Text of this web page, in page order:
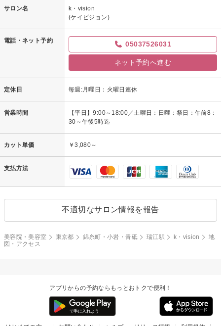
サロン名
k・vision
(ケイビジョン)
電話・ネット予約 05037526031
ネット予約へ進む
定休日 毎週:月曜日：火曜日連休
営業時間
【平日】9:00～18:00／土曜日：日曜：祭日：午前8：
30～午後5時迄
カット単価 ￥3,080～
支払方法
不適切なサロン情報を報告
美容院・美容室 東京都 錦糸町・小岩・青砥 瑞江駅 k・vision
地
図・アクセス
アプリからの予約ならもっとおトクで便利！